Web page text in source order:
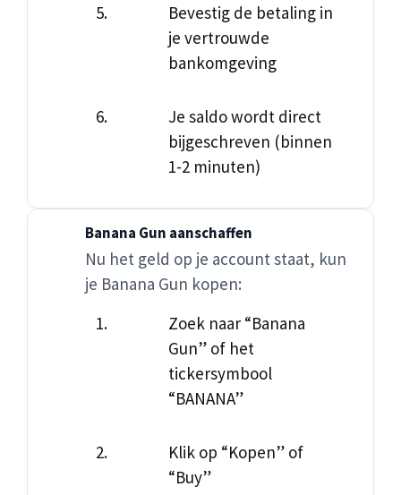
Bevestig de betaling in
je vertrouwde
bankomgeving
Je saldo wordt direct
bijgeschreven (binnen
1-2 minuten)
Banana Gun aanschaffen
Nu het geld op je account staat, kun
je Banana Gun kopen:
Zoek naar “Banana
Gun” of het
tickersymbool
“BANANA”
Klik op “Kopen” of
“Buy”